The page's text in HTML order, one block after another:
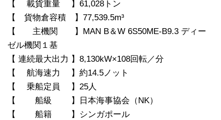
【 載貨重量 】61,028トン
【 貨物倉容積 】77,539.5m³
【 主機関 】MAN B＆W 6S50ME-B9.3 ディー
ゼル機関１基
【 連続最大出力 】8,130kW×108回転／分
【 航海速力 】約14.5ノット
【 乗船定員 】25人
【 船級 】日本海事協会（NK）
【 船籍 】シンガポール